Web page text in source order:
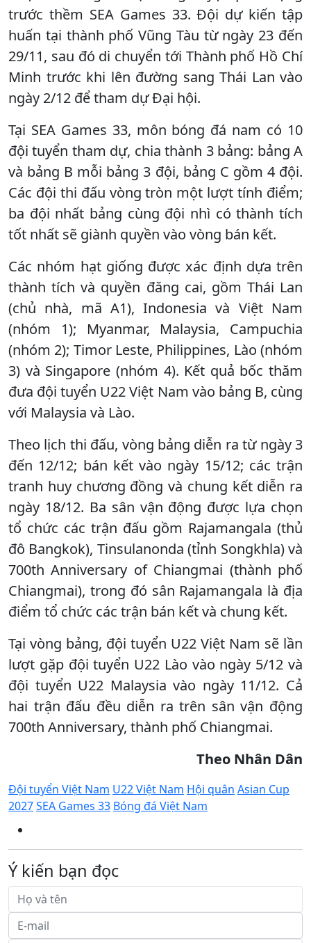
trước thềm SEA Games 33. Đội dự kiến tập
huấn tại thành phố Vũng Tàu từ ngày 23 đến
29/11, sau đó di chuyển tới Thành phố Hồ Chí
Minh trước khi lên đường sang Thái Lan vào
ngày 2/12 để tham dự Đại hội.
Tại SEA Games 33, môn bóng đá nam có 10
đội tuyển tham dự, chia thành 3 bảng: bảng A
và bảng B mỗi bảng 3 đội, bảng C gồm 4 đội.
Các đội thi đấu vòng tròn một lượt tính điểm;
ba đội nhất bảng cùng đội nhì có thành tích
tốt nhất sẽ giành quyền vào vòng bán kết.
Các nhóm hạt giống được xác định dựa trên
thành tích và quyền đăng cai, gồm Thái Lan
(chủ nhà, mã A1), Indonesia và Việt Nam
(nhóm 1); Myanmar, Malaysia, Campuchia
(nhóm 2); Timor Leste, Philippines, Lào (nhóm
3) và Singapore (nhóm 4). Kết quả bốc thăm
đưa đội tuyển U22 Việt Nam vào bảng B, cùng
với Malaysia và Lào.
Theo lịch thi đấu, vòng bảng diễn ra từ ngày 3
đến 12/12; bán kết vào ngày 15/12; các trận
tranh huy chương đồng và chung kết diễn ra
ngày 18/12. Ba sân vận động được lựa chọn
tổ chức các trận đấu gồm Rajamangala (thủ
đô Bangkok), Tinsulanonda (tỉnh Songkhla) và
700th Anniversary of Chiangmai (thành phố
Chiangmai), trong đó sân Rajamangala là địa
điểm tổ chức các trận bán kết và chung kết.
Tại vòng bảng, đội tuyển U22 Việt Nam sẽ lần
lượt gặp đội tuyển U22 Lào vào ngày 5/12 và
đội tuyển U22 Malaysia vào ngày 11/12. Cả
hai trận đấu đều diễn ra trên sân vận động
700th Anniversary, thành phố Chiangmai.
Theo Nhân Dân
Đội tuyển Việt Nam U22 Việt Nam Hội quân Asian Cup
2027SEA Games 33 Bóng đá Việt Nam
Ý kiến bạn đọc